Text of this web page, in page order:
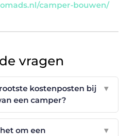
camper-bouwen/
vragen
kostenposten bij
een camper?
▼
om een
▼